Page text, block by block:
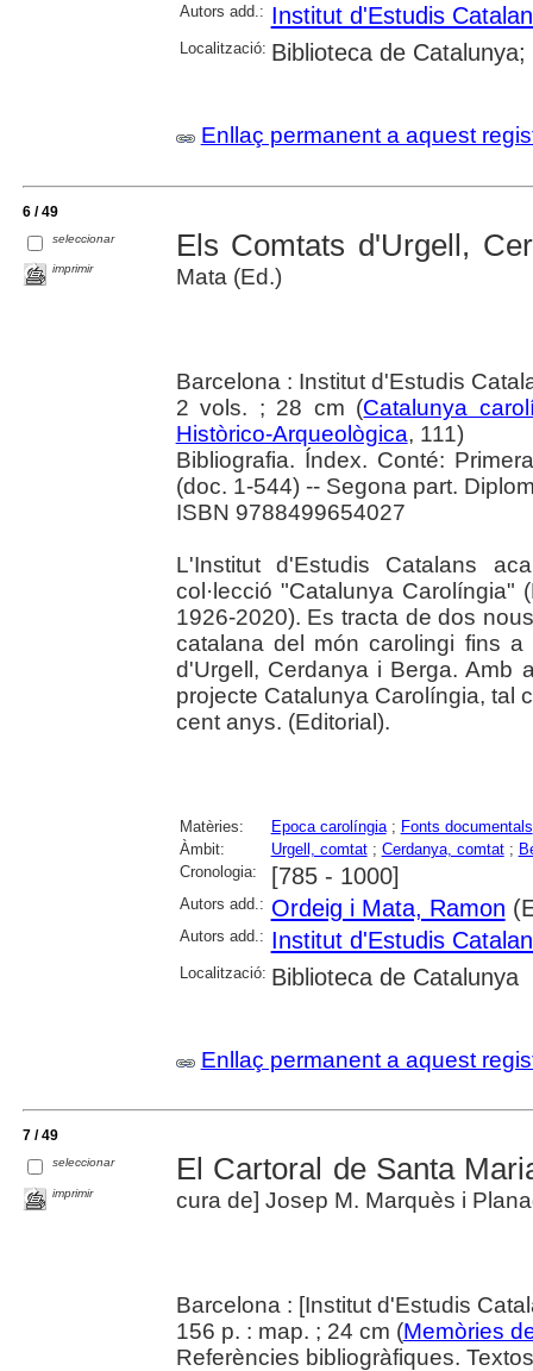
Autors add.: Institut d'Estudis
Localització: Biblioteca de
Enllaç permanent a aquest
6 / 49
seleccionar
imprimir
Els Comtats d'Urgell,
Mata (Ed.)
Barcelona : Institut d'Estudis
2 vols. ; 28 cm (Catalunya
Històrico-Arqueològica, 111)
Bibliografia. Índex. Conté:
(doc. 1-544) -- Segona part.
ISBN 9788499654027
L'Institut d'Estudis Catalans
col·lecció "Catalunya Carolíngia"
1926-2020). Es tracta de dos
catalana del món carolingi fins
d'Urgell, Cerdanya i Berga. Amb
projecte Catalunya Carolíngia, tal
cent anys. (Editorial).
Matèries: Epoca carolíngia; Fonts documentals
Àmbit:
Urgell, comtat; Cerdanya, comtat;
Cronologia:
[785 - 1000]
Autors add.: Ordeig i Mata, Ramon
Autors add.: Institut d'Estudis
Localització: Biblioteca de Catalunya
Enllaç permanent a aquest
7 / 49
seleccionar
imprimir
El Cartoral de Santa
cura de] Josep M. Marquès i
Barcelona : [Institut d'Estudis
156 p. : map. ; 24 cm (Memòries
Referències bibliogràfiques.